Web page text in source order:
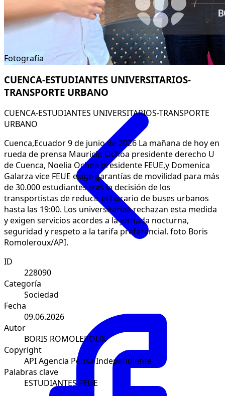
Fotografía
CUENCA-ESTUDIANTES UNIVERSITARIOS-
TRANSPORTE URBANO
CUENCA-ESTUDIANTES UNIVERSITARIOS-TRANSPORTE
URBANO
Cuenca,Ecuador 9 de junio de 2026 La mañana de hoy en
rueda de prensa Mauricio Ochoa presidente derecho U
de Cuenca, Noelia Ochoa presidente FEUE,y Domenica
Galarza vice FEUE exige garantías de movilidad para más
de 30.000 estudiantes tras la decisión de los
transportistas de reducir el horario de buses urbanos
hasta las 19:00. Los universitarios rechazan esta medida
y exigen servicios acordes a la jornada nocturna,
seguridad y respeto a la tarifa preferencial. foto Boris
Romoleroux/API.
ID
228090
Categoría
Sociedad
Fecha
09.06.2026
Autor
BORIS ROMOLEROUX
Copyright
API Agencia Pensa Independiente
Palabras clave
ESTUDIANTES FEUE